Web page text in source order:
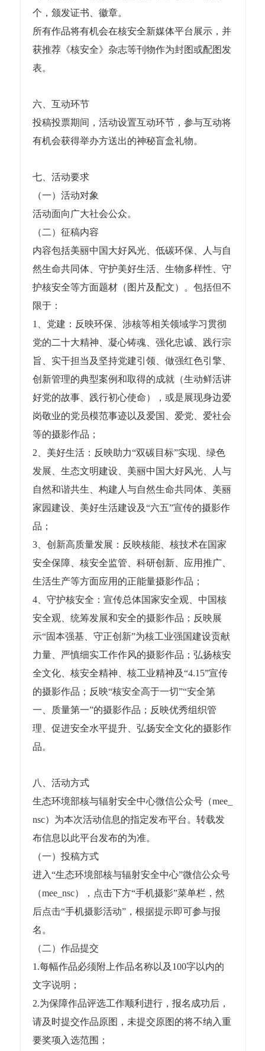
个，颁发证书、徽章。
所有作品将有机会在核安全新媒体平台展示，并
获推荐《核安全》杂志等刊物作为封图或配图发
表。
六、互动环节
投稿投票期间，活动设置互动环节，参与互动将
有机会获得举办方送出的神秘盲盒礼物。
七、活动要求
（一）活动对象
活动面向广大社会公众。
（二）征稿内容
内容包括美丽中国大好风光、低碳环保、人与自
然生命共同体、守护美好生活、生物多样性、守
护核安全等方面题材（图片及配文）。包括但不
限于：
1、党建：反映环保、涉核等相关领域学习贯彻
党的二十大精神、凝心铸魂、强化忠诚、践行宗
旨、实干担当及坚持党建引领、做强红色引擎、
创新管理的典型案例和取得的成就（生动鲜活讲
好党的故事、践行初心使命），或是展现身边爱
岗敬业的党员模范事迹以及爱国、爱党、爱社会
等的摄影作品；
2、美好生活：反映助力“双碳目标”实现、绿色
发展、生态文明建设、美丽中国大好风光、人与
自然和谐共生、构建人与自然生命共同体、美丽
家园建设、美好生活建设及“六五”宣传的摄影作
品；
3、创新高质量发展：反映核能、核技术在国家
安全保障、核安全监管、科研创新、应用推广、
生活生产等方面应用的正能量摄影作品；
4、守护核安全：宣传总体国家安全观、中国核
安全观、统筹发展和安全的摄影作品；反映展
示“固本强基、守正创新”为核工业强国建设贡献
力量、严慎细实工作作风的摄影作品；弘扬核安
全文化、核安全精神、核工业精神及“4.15”宣传
的摄影作品；反映“核安全高于一切”“安全第
一、质量第一”的摄影作品；反映优秀组织管
理、促进安全水平提升、弘扬安全文化的摄影作
品。
八、活动方式
生态环境部核与辐射安全中心微信公众号（mee_
nsc）为本次活动信息的指定发布平台。转载发
布信息以此平台发布的为准。
（一）投稿方式
进入“生态环境部核与辐射安全中心”微信公众号
（mee_nsc），点击下方“手机摄影”菜单栏，然
后点击“手机摄影活动”，根据提示即可参与报
名。
（二）作品提交
1.每幅作品必须附上作品名称以及100字以内的
文字说明；
2.为保障作品评选工作顺利进行，报名成功后，
请及时提交作品原图，未提交原图的将不纳入重
要奖项入选范围；